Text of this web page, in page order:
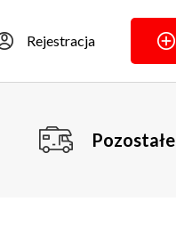
Rejestracja
Pozostałe